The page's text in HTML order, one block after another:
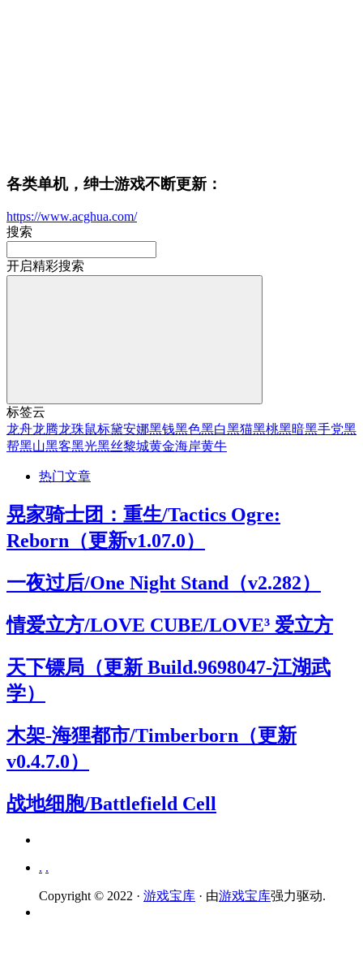
各类单机，绅士游戏不断更新：
https://www.acghua.com/
搜索
开启精彩搜索
标签云
龙舟龙腾龙珠鼠标黛安娜黑钱黑色黑白黑猫黑桃黑暗黑手党黑
帮黑山黑客黑光黑丝黎城黄金海岸黄牛
热门文章
晃家骑士团：重生/Tactics Ogre:
Reborn（更新v1.07.0）
一夜过后/One Night Stand（v2.282）
情爱立方/LOVE CUBE/LOVE³ 爱立方
天下镖局（更新 Build.9698047-江湖武
学）
木架-海狸都市/Timberborn（更新
v0.4.7.0）
战地细胞/Battlefield Cell
. .
Copyright © 2022 · 游戏宝库 · 由游戏宝库强力驱动.